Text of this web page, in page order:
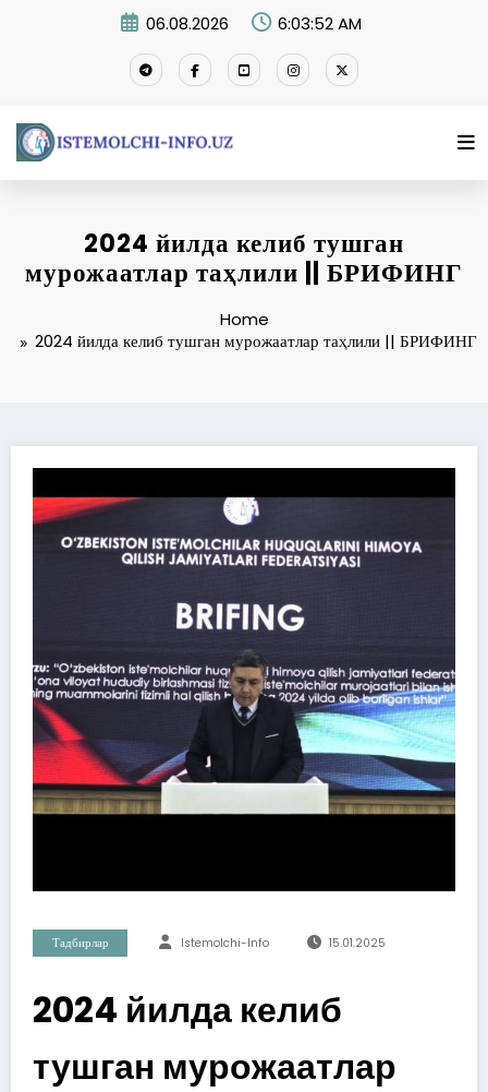
06.08.2026 6:03:53 AM
2024 йилда келиб тушган
мурожаатлар таҳлили || БРИФИНГ
Home
2024 йилда келиб тушган мурожаатлар таҳлили || БРИФИНГ
Тадбирлар Istemolchi-Info 15.01.2025
2024 йилда келиб
тушган мурожаатлар